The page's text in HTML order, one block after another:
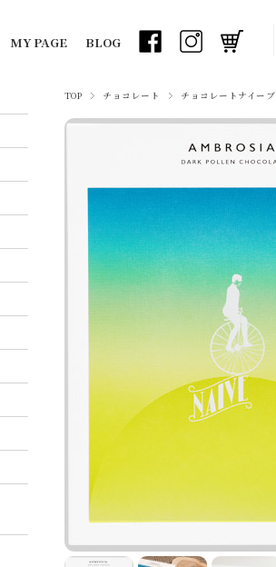
MY PAGE BLOG
TOP チョコレート チョコレートナイーブ